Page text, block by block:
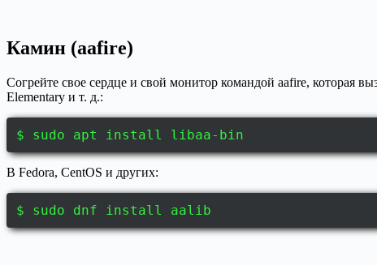
Камин (aafire)
Согрейте свое сердце и свой монитор командой aafire, которая
Elementary и т. д.:
$ sudo apt install libaa-bin
В Fedora, CentOS и других:
$ sudo dnf install aalib